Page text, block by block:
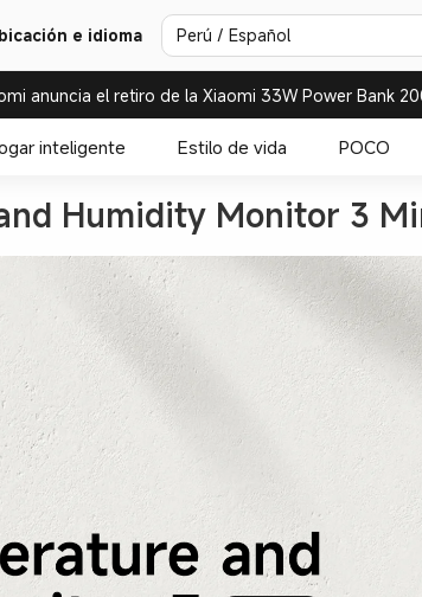
e idioma Perú / Español
anuncia el retiro de la Xiaomi 33W Power Bank
inteligente Estilo de vida POCO
Humidity Monitor 3